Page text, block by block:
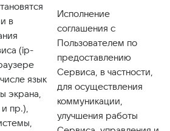
в
(ip-
язык
экрана,
пр.),
Исполнение
соглашения с
Пользователем по
предоставлению
Сервиса, в частности,
для осуществления
коммуникации,
улучшения работы